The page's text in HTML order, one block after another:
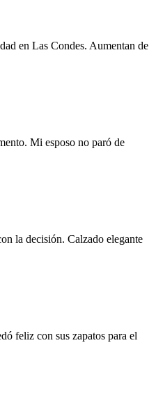
en Las Condes. Aumentan de
Mi esposo no paró de
la decisión. Calzado elegante
feliz con sus zapatos para el